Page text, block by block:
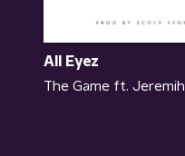
All Eyez
The Game ft. Jeremih